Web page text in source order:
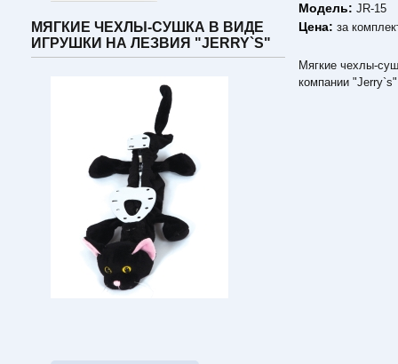
МЯГКИЕ ЧЕХЛЫ-СУШКА В ВИДЕ
ИГРУШКИ НА ЛЕЗВИЯ "JERRY`S"
Модель:JR-15
Цена:за
Мягкие чехлы-
компании